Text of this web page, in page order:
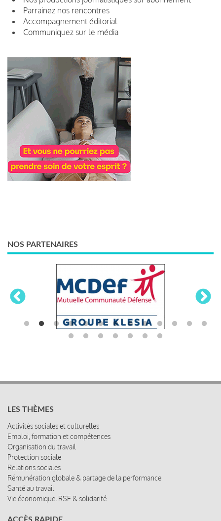
Parrainez nos rencontres
Accompagnement éditorial
Communiquez sur le média
NOS PARTENAIRES
LES THÈMES
Activités sociales et culturelles
Emploi, formation et compétences
Organisation du travail
Protection sociale
Relations sociales
Rémunération globale & partage de la performance
Santé au travail
Vie économique, RSE & solidarité